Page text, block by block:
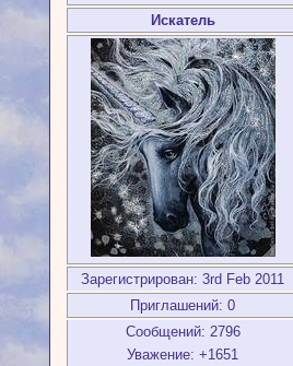
Искатель
Зарегистрирован: 3rd Feb 2011
Приглашений: 0
Сообщений: 2796
Уважение: +1651